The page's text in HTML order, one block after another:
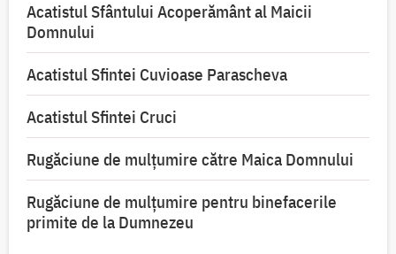
Acatistul Sfântului Acoperământ al Maicii
Domnului
Acatistul Sfintei Cuvioase Parascheva
Acatistul Sfintei Cruci
Rugăciune de mulţumire către Maica Domnului
Rugăciune de mulțumire pentru binefacerile
primite de la Dumnezeu